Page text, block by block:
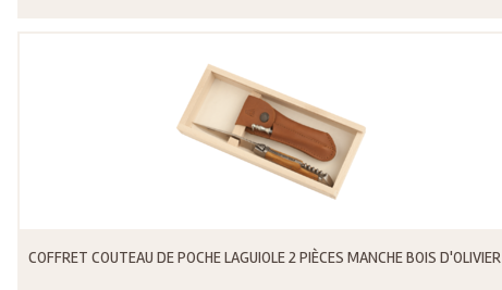
COFFRET COUTEAU DE POCHE LAGUIOLE 2 PIÈCES MANCHE BOIS D'OLIVIER